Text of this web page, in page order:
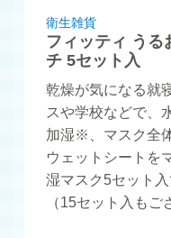
衛生雑貨
フィッティ うる
チ 5セット入
乾燥が気になる就
スや学校などで、
加湿※、マスク全
ウェットシートを
湿マスク5セット入
（15セット入もご